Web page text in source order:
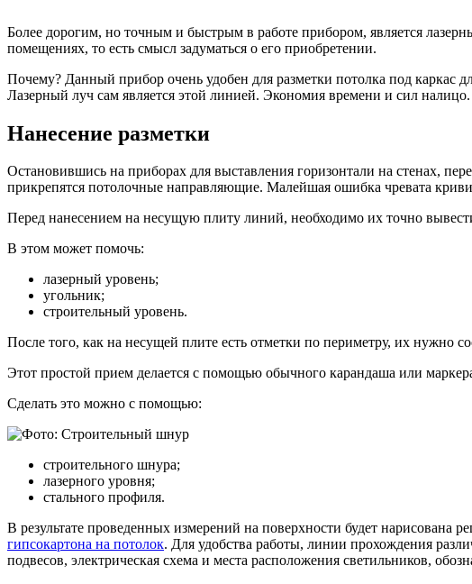
Более дорогим, но точным и быстрым в работе прибором, является
помещениях, то есть смысл задуматься о его приобретении.
Почему? Данный прибор очень удобен для разметки потолка под каркас
Лазерный луч сам является этой линией. Экономия времени и сил налицо.
Нанесение разметки
Остановившись на приборах для выставления горизонтали на стенах,
прикрепятся потолочные направляющие. Малейшая ошибка чревата
Перед нанесением на несущую плиту линий, необходимо их точно
В этом может помочь:
лазерный уровень;
угольник;
строительный уровень.
После того, как на несущей плите есть отметки по периметру, их нужно
Этот простой прием делается с помощью обычного карандаша или
Сделать это можно с помощью:
строительного шнура;
лазерного уровня;
стального профиля.
В результате проведенных измерений на поверхности будет нарисована
гипсокартона на потолок. Для удобства работы, линии прохождения
подвесов, электрическая схема и места расположения светильников,